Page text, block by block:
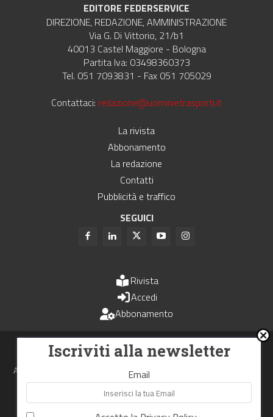
EDITORE FEDERSERVICE
DIREZIONE, REDAZIONE, AMMINISTRAZIONE
Via G. Di Vittorio, 21/b1
40013 Castel Maggiore - Bologna
Partita Iva: 03498360373
Tel. 051 7093831 - Fax 051 705029
Contattaci: redazione@uominietrasporti.it
La rivista
Abbonamento
La redazione
Contatti
Pubblicità e traffico
SEGUICI
Rivista
Accedi
Abbonamento
Uomini e Trasporti è un periodico associato all'Unione Stampa
Periodica Italiana - USPI
Autorizzazione del Tribunale di Bologna N.4993 del 15 giugno 1982
Webdesign made inNowhere
Iscriviti alla newsletter
Email